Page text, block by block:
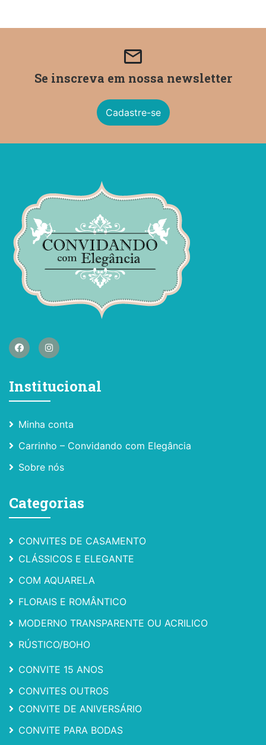
email
Se inscreva em nossa newsletter
Cadastre-se
Institucional
Minha conta
Carrinho – Convidando com Elegância
Sobre nós
Categorias
CONVITES DE CASAMENTO
CLÁSSICOS E ELEGANTE
COM AQUARELA
FLORAIS E ROMÂNTICO
MODERNO TRANSPARENTE OU ACRILICO
RÚSTICO/BOHO
CONVITE 15 ANOS
CONVITES OUTROS
CONVITE DE ANIVERSÁRIO
CONVITE PARA BODAS